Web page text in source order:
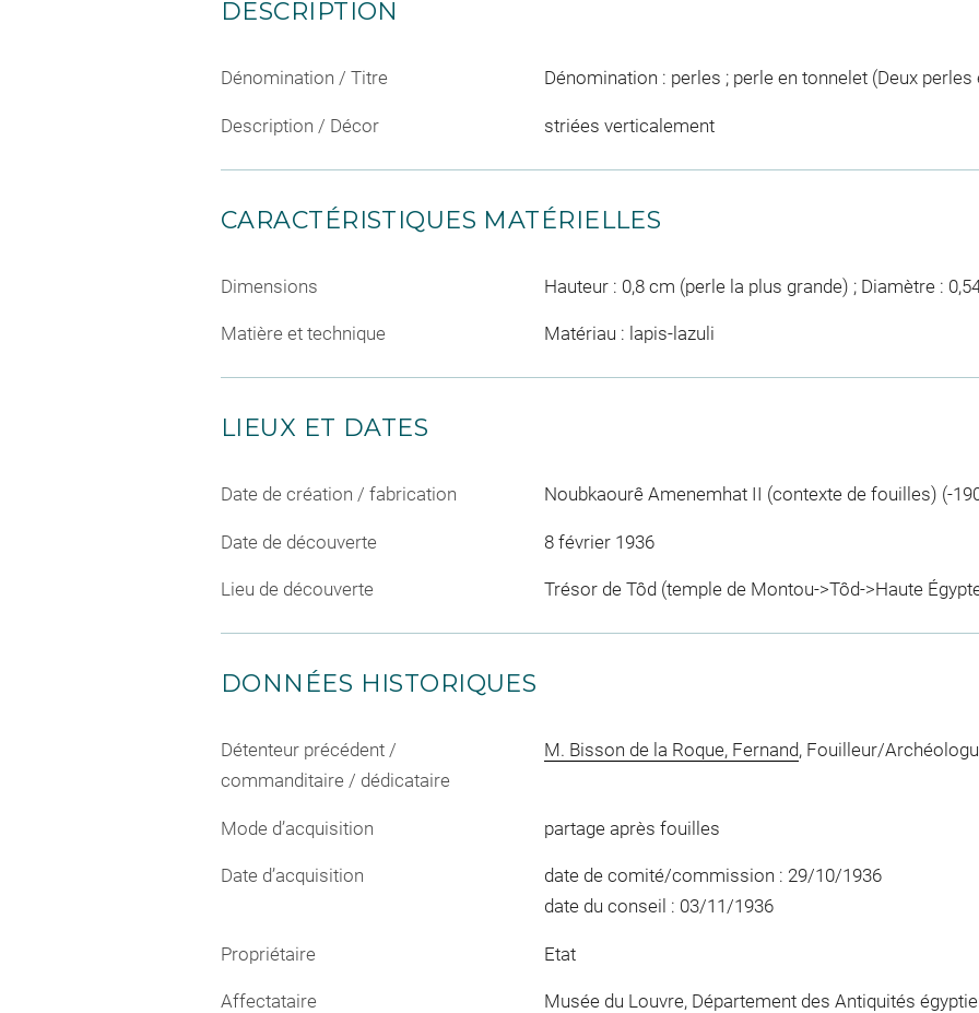
DESCRIPTION
Dénomination / Titre Dénomination : perles ; perle en tonnelet (Deux perles
Description / Décor striées verticalement
CARACTÉRISTIQUES MATÉRIELLES
Dimensions Hauteur : 0,8 cm (perle la plus grande) ; Diamètre :
Matière et technique Matériau : lapis-lazuli
LIEUX ET DATES
Date de création / fabrication Noubkaourê Amenemhat II (contexte de fouilles) (-
Date de découverte 8 février 1936
Lieu de découverte Trésor de Tôd (temple de Montou->Tôd->Haute
DONNÉES HISTORIQUES
Détenteur précédent /
commanditaire / dédicataire
M. Bisson de la Roque, Fernand, Fouilleur/
Mode d’acquisition partage après fouilles
Date d’acquisition
date de comité/commission : 29/10/1936
date du conseil : 03/11/1936
Propriétaire Etat
Affectataire Musée du Louvre, Département des Antiquités